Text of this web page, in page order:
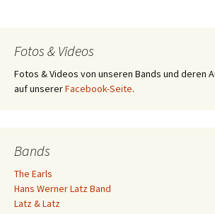
Fotos & Videos
Fotos & Videos von unseren Bands und deren
auf unsererFacebook-Seite.
Bands
The Earls
Hans Werner Latz Band
Latz & Latz